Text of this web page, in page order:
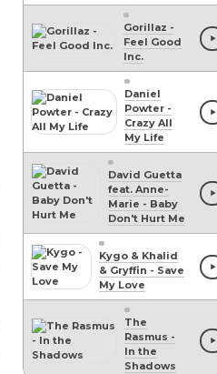
Gorillaz -
Feel Good
Inc.
Daniel
Powter-
Crazy All
My Life
David Guetta
feat. Anne-
Marie - Baby
Don't Hurt Me
Kygo & Khalid
& Gryffin - Save
My Love
The
Rasmus -
In the
Shadows